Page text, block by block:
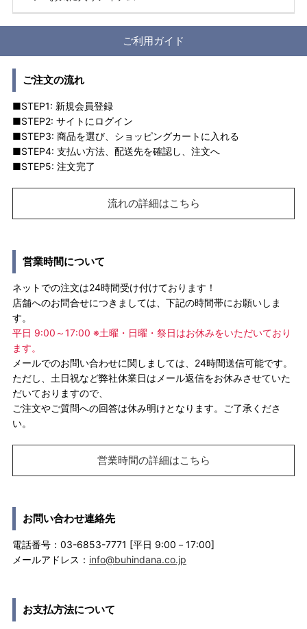
ご利用ガイド
ご注文の流れ
■STEP1: 新規会員登録
■STEP2: サイトにログイン
■STEP3: 商品を選び、ショッピングカートに入れる
■STEP4: 支払い方法、配送先を確認し、注文へ
■STEP5: 注文完了
流れの詳細はこちら
営業時間について
ネットでの注文は24時間受け付けております！
店舗へのお問合せにつきましては、下記の時間帯にお願いしま
す。
平日 9:00～17:00 ※土曜・日曜・祭日はお休みをいただいており
ます。
メールでのお問い合わせに関しましては、24時間送信可能です。
ただし、土日祝など弊社休業日はメール返信をお休みさせていた
だいておりますので、
ご注文やご質問への回答は休み明けとなります。ご了承くださ
い。
営業時間の詳細はこちら
お問い合わせ連絡先
電話番号：03-6853-7771 [平日 9:00－17:00]
メールアドレス： info@buhindana.co.jp
お支払方法について